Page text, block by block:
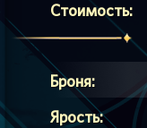
Стоимость:
Броня:
Ярость: